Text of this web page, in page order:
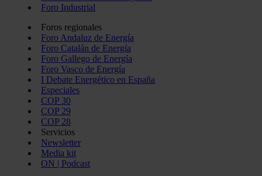
Foro Industrial
Foros regionales
Foro Andaluz de Energía
Foro Catalán de Energía
Foro Gallego de Energía
Foro Vasco de Energía
I Debate Energético en España
Especiales
COP 30
COP 29
COP 28
Servicios
Newsletter
Media kit
ON | Podcast